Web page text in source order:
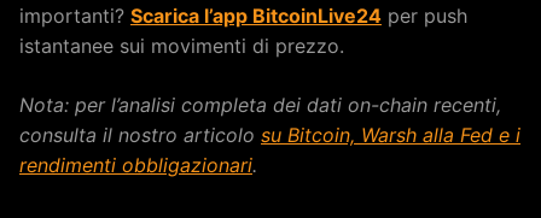
importanti? Scarica l’app BitcoinLive24 per push
istantanee sui movimenti di prezzo.
Nota: per l’analisi completa dei dati on-chain recenti,
consulta il nostro articolo su Bitcoin, Warsh alla Fed e i
rendimenti obbligazionari.